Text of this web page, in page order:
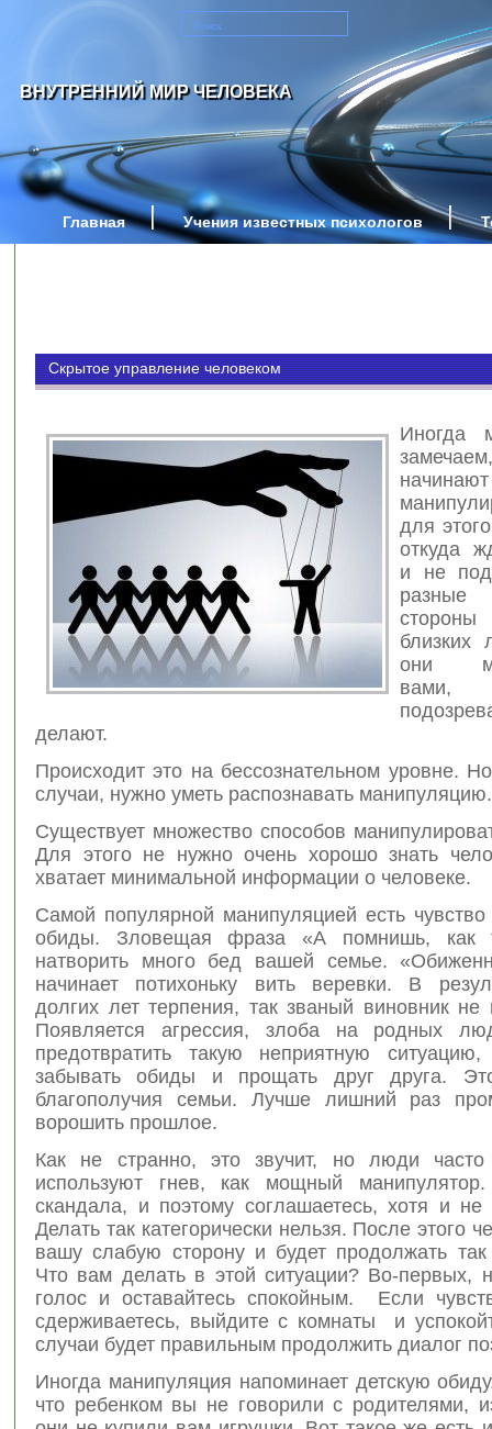
ВНУТРЕННИЙ МИР ЧЕЛОВЕКА
Главная Учения известных психологов
Скрытое управление человеком
Иногда
начинают
для
откуда
и не
близких
они
вами,
делают.
Происходит это на бессознательном уровне.
случаи, нужно уметь распознавать манипуляцию.
Существует множество способов
Для этого не нужно очень хорошо знать
хватает минимальной информации о человеке.
Самой популярной манипуляцией есть
обиды. Зловещая фраза «А помнишь, как
натворить много бед вашей семье.
начинает потихоньку вить веревки. В
долгих лет терпения, так званый виновник не
Появляется агрессия, злоба на родных
предотвратить такую неприятную
забывать обиды и прощать друг друга.
благополучия семьи. Лучше лишний раз
ворошить прошлое.
Как не странно, это звучит, но люди часто
используют гнев, как мощный
скандала, и поэтому соглашаетесь, хотя и не
Делать так категорически нельзя. После этого
вашу слабую сторону и будет продолжать так
Что вам делать в этой ситуации? Во-первых,
голос и оставайтесь спокойным. Если
сдерживаетесь, выйдите с комнаты и
случаи будет правильным продолжить диалог
Иногда манипуляция напоминает детскую
что ребенком вы не говорили с родителями,